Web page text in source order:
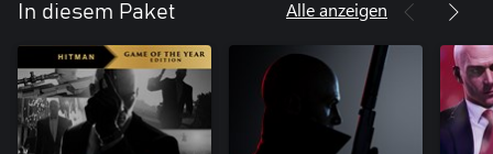
In diesem Paket Alle anzeigen